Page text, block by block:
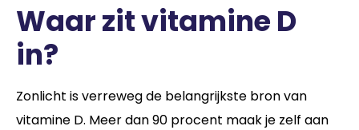
Waar zit vitamine D
in?
Zonlicht is verreweg de belangrijkste bron van
vitamine D. Meer dan 90 procent maak je zelf aan